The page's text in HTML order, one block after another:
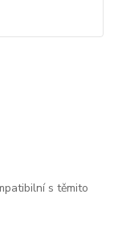
s těmito